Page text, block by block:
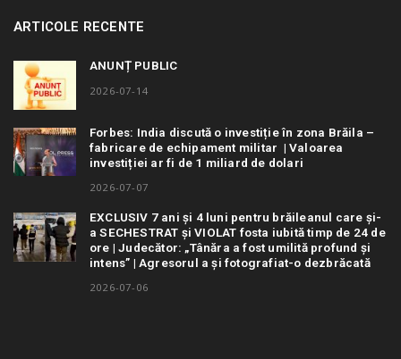
ARTICOLE RECENTE
ANUNȚ PUBLIC
2026-07-14
Forbes: India discută o investiție în zona Brăila –
fabricare de echipament militar | Valoarea
investiției ar fi de 1 miliard de dolari
2026-07-07
EXCLUSIV 7 ani și 4 luni pentru brăileanul care și-
a SECHESTRAT și VIOLAT fosta iubită timp de 24 de
ore | Judecător: „Tânăra a fost umilită profund și
intens” | Agresorul a și fotografiat-o dezbrăcată
2026-07-06